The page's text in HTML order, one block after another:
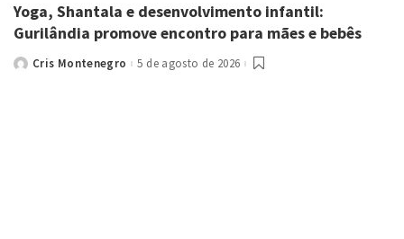
Yoga, Shantala e desenvolvimento infantil:
Gurilândia promove encontro para mães e bebês
PostedCris Montenegro 5 de agosto de 2026